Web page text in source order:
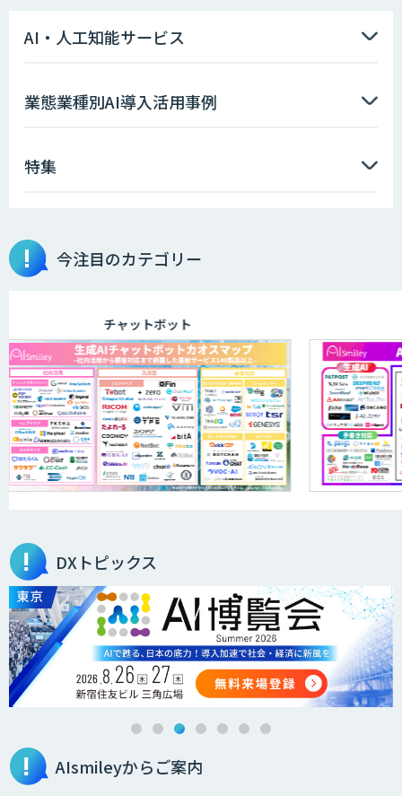
AIエージェント開発支援
AIエンジニアアカデミー（バイブコーデ
aiDAPTIV+
ELYZA Works with KDDI
JAPAN AI KNOWLEDGE
オーダーメイドAI人材育成研修
Brain Plus for Sales
データ分析/AI開発/コンサルティング
AI・人工知能サービス
業態業種別AI導入活用事例
特集
今注目のカテゴリー
チャットボット
DXトピックス
AIsmileyからご案内